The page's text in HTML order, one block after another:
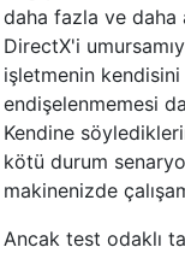
daha fazla ve daha
DirectX'i
işletmenin
endişelenmemesi
Kendine
kötü durum
makinenizde
Ancak test odaklı